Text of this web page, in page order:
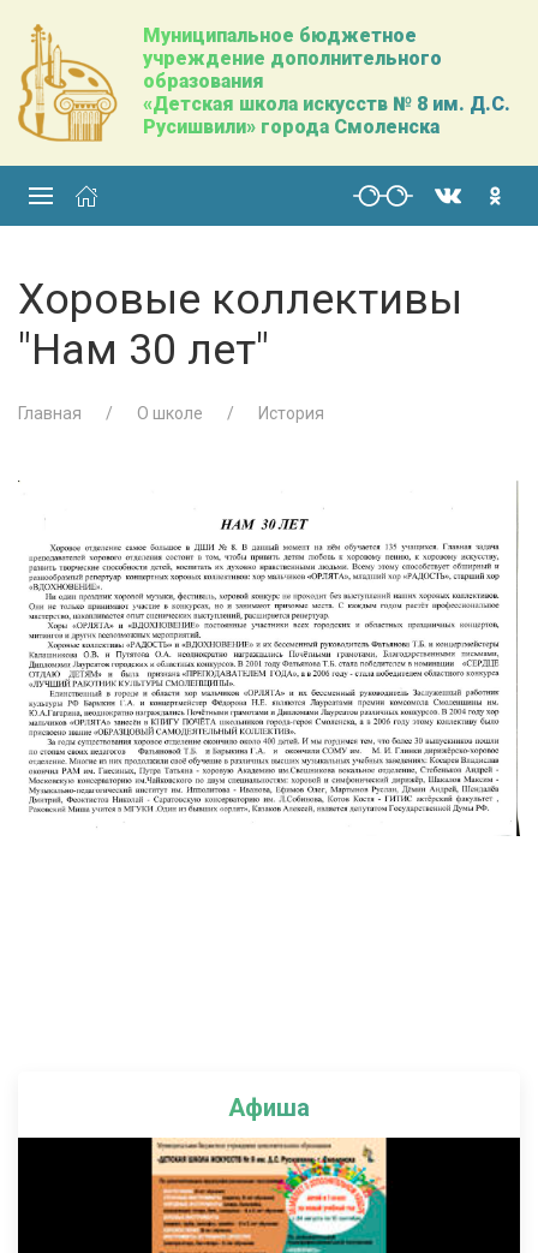
Муниципальное бюджетное
учреждение дополнительного
образования
«Детская школа искусств № 8 им. Д.С.
Русишвили» города Смоленска
Афиша
Хоровые коллективы
"Нам 30 лет"
Главная О школе История